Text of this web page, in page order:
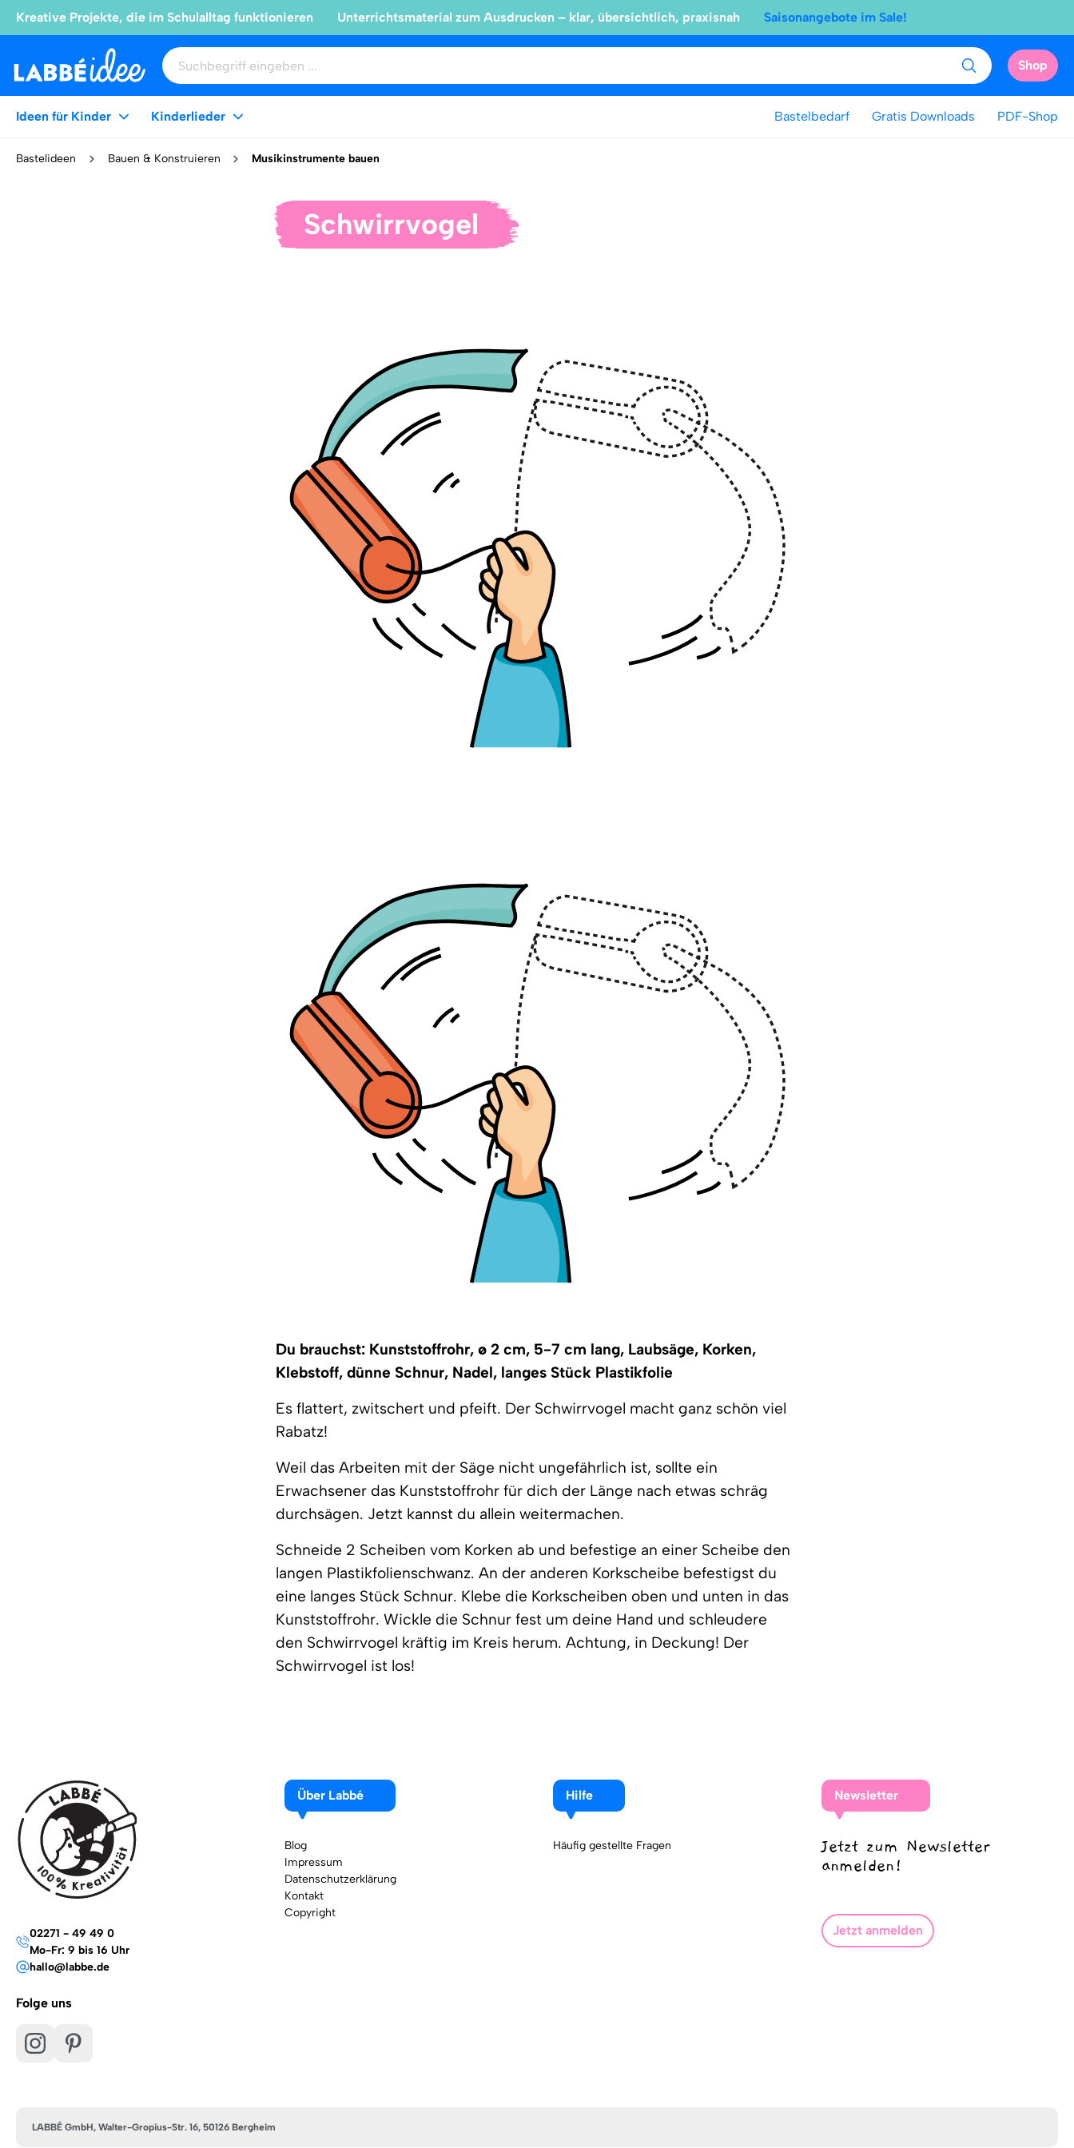
Kreative Projekte, die im Schulalltag funktionieren Unterrichtsmaterial zum Ausdrucken – klar, übersichtlich, praxisnah Saisonangebote im Sale!
Shop
Ideen für Kinder Kinderlieder Bastelbedarf Gratis Downloads PDF-Shop
Bastelideen Bauen & Konstruieren Musikinstrumente bauen
Schwirrvogel
Du brauchst: Kunststoffrohr, ø 2 cm, 5-7 cm lang, Laubsäge, Korken,
Klebstoff, dünne Schnur, Nadel, langes Stück Plastikfolie
Es flattert, zwitschert und pfeift. Der Schwirrvogel macht ganz schön viel
Rabatz!
Weil das Arbeiten mit der Säge nicht ungefährlich ist, sollte ein
Erwachsener das Kunststoffrohr für dich der Länge nach etwas schräg
durchsägen. Jetzt kannst du allein weitermachen.
Schneide 2 Scheiben vom Korken ab und befestige an einer Scheibe den
langen Plastikfolienschwanz. An der anderen Korkscheibe befestigst du
eine langes Stück Schnur. Klebe die Korkscheiben oben und unten in das
Kunststoffrohr. Wickle die Schnur fest um deine Hand und schleudere
den Schwirrvogel kräftig im Kreis herum. Achtung, in Deckung! Der
Schwirrvogel ist los!
02271 - 49 49 0
Mo-Fr: 9 bis 16 Uhr
hallo@labbe.de
Folge uns
Über Labbé
Blog
Impressum
Datenschutzerklärung
Kontakt
Copyright
Hilfe
Häufig gestellte Fragen
Newsletter
Jetzt zum Newsletter
anmelden!
Jetzt anmelden
LABBÉ GmbH, Walter-Gropius-Str. 16, 50126 Bergheim